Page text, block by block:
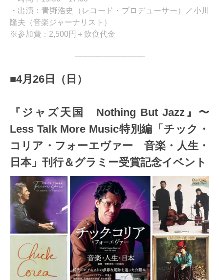
・出演：青野浩史（レコード・プロデューサー）／小川
隆夫（音楽ジャーナリスト）
※参加費：2,500円＋飲食代金
─────────────
■4月26日（日）
『ジャズ天国 Nothing But Jazz』〜
Less Talk More Music特別編「チック・
コリア・フォーエヴァー 音楽・人生・
日本」刊行＆グラミー受賞記念イベント